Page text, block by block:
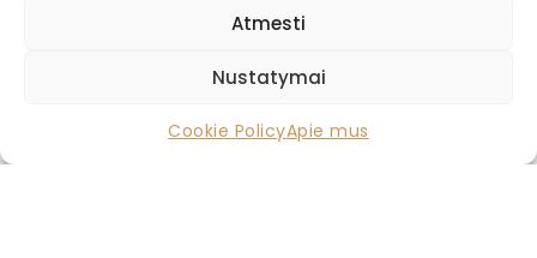
Atmesti
Nustatymai
Cookie PolicyApie mus